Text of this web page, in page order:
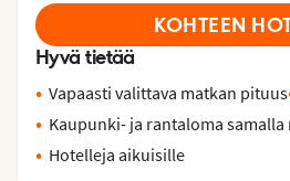
KOHTEEN
Hyvä tietää
Vapaasti valittava matkan pituus
Kaupunki- ja rantaloma samalla
Hotelleja aikuisille